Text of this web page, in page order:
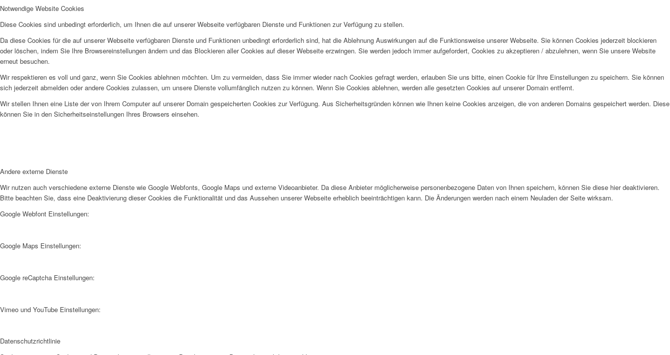
Notwendige Website Cookies
Diese Cookies sind unbedingt erforderlich, um Ihnen die auf unserer Webseite verfügbaren Dienste und Funktionen zur Verfügung zu stellen.
Da diese Cookies für die auf unserer Webseite verfügbaren Dienste und Funktionen unbedingt erforderlich sind, hat die Ablehnung Auswirkungen auf die Funktionsweise unserer Webseite. Sie können Cookies jederzeit blockieren
oder löschen, indem Sie Ihre Browsereinstellungen ändern und das Blockieren aller Cookies auf dieser Webseite erzwingen. Sie werden jedoch immer aufgefordert, Cookies zu akzeptieren / abzulehnen, wenn Sie unsere Website
erneut besuchen.
Wir respektieren es voll und ganz, wenn Sie Cookies ablehnen möchten. Um zu vermeiden, dass Sie immer wieder nach Cookies gefragt werden, erlauben Sie uns bitte, einen Cookie für Ihre Einstellungen zu speichern. Sie können
sich jederzeit abmelden oder andere Cookies zulassen, um unsere Dienste vollumfänglich nutzen zu können. Wenn Sie Cookies ablehnen, werden alle gesetzten Cookies auf unserer Domain entfernt.
Wir stellen Ihnen eine Liste der von Ihrem Computer auf unserer Domain gespeicherten Cookies zur Verfügung. Aus Sicherheitsgründen können wie Ihnen keine Cookies anzeigen, die von anderen Domains gespeichert werden. Diese
können Sie in den Sicherheitseinstellungen Ihres Browsers einsehen.
Andere externe Dienste
Wir nutzen auch verschiedene externe Dienste wie Google Webfonts, Google Maps und externe Videoanbieter. Da diese Anbieter möglicherweise personenbezogene Daten von Ihnen speichern, können Sie diese hier deaktivieren.
Bitte beachten Sie, dass eine Deaktivierung dieser Cookies die Funktionalität und das Aussehen unserer Webseite erheblich beeinträchtigen kann. Die Änderungen werden nach einem Neuladen der Seite wirksam.
Google Webfont Einstellungen:
Google Maps Einstellungen:
Google reCaptcha Einstellungen:
Vimeo und YouTube Einstellungen:
Datenschutzrichtlinie